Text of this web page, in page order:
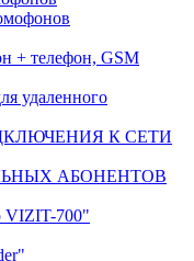
+ телефон, GSM
удаленного
К СЕТИ
АБОНЕНТОВ
VIZIT-700"